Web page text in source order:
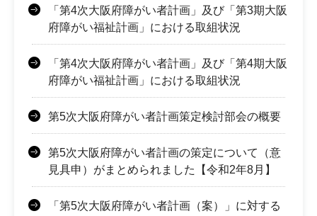
「第4次大阪府障がい者計画」及び「第3期大阪
府障がい福祉計画」における取組状況
「第4次大阪府障がい者計画」及び「第4期大阪
府障がい福祉計画」における取組状況
第5次大阪府障がい者計画策定検討部会の概要
第5次大阪府障がい者計画の策定について（意
見具申）がまとめられました【令和2年8月】
「第5次大阪府障がい者計画（案）」に対する